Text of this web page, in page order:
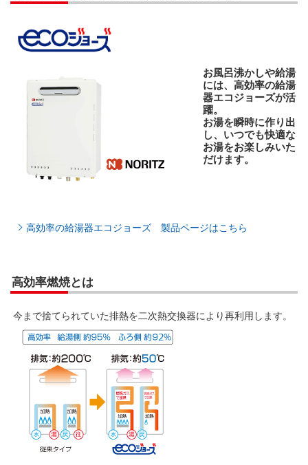
お風呂沸かしや給湯
には、高効率の給湯
器エコジョーズが活
躍。
お湯を瞬時に作り出
し、いつでも快適な
お湯をお楽しみいた
だけます。
高効率の給湯器エコジョーズ 製品ページはこちら
高効率燃焼とは
今まで捨てられていた排熱を二次熱交換器により再利用します。